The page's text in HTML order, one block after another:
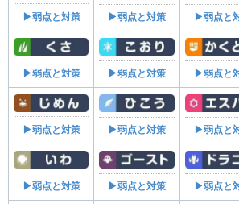
▶弱点と対策 ▶弱点と対策 ▶弱点と
▶弱点と対策 ▶弱点と対策 ▶弱点と
▶弱点と対策 ▶弱点と対策 ▶弱点と
▶弱点と対策 ▶弱点と対策 ▶弱点と